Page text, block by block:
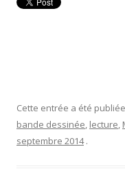
Cette entrée a été
bande dessinée, lecture,
septembre 2014 .